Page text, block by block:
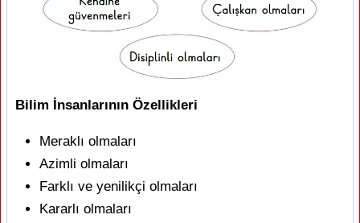
Bilim İnsanlarının Özellikleri
Meraklı olmaları
Azimli olmaları
Farklı ve yenilikçi olmaları
Kararlı olmaları